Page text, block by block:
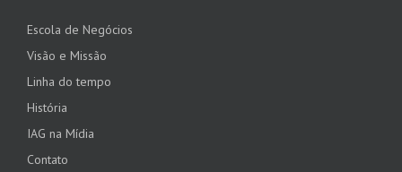
Escola de Negócios
Visão e Missão
Linha do tempo
História
IAG na Mídia
Contato